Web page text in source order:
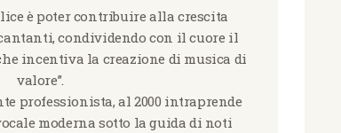
è poter contribuire alla crescita
condividendo con il cuore il
incentiva la creazione di musica di
valore”.
professionista, al 2000 intraprende
moderna sotto la guida di noti